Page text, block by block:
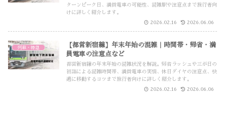
ターンピーク日、満員電車の可能性、混雑駅や注意点まで旅行者向
けに詳しく紹介します。
2026.02.16 2026.06.06
列車・特急
【都営新宿線】年末年始の混雑｜時間帯・帰省・満
員電車の注意点など
都営新宿線の年末年始の混雑状況を解説。帰省ラッシュや三が日の
初詣による混雑時間帯、満員電車の実情、休日ダイヤの注意点、快
適に移動するコツまで旅行者向けに詳しく紹介します。
2026.02.16 2026.06.06